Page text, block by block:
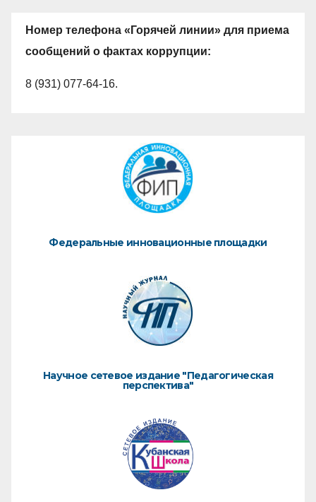
Номер телефона «Горячей линии» для приема
сообщений о фактах коррупции:
8 (931) 077-64-16.
Федеральные инновационные площадки
Научное сетевое издание "Педагогическая
перспектива"